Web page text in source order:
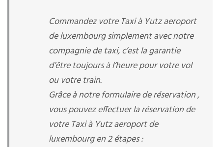
Commandez votre Taxi à Yutz aeroport
de luxembourg simplement avec notre
compagnie de taxi, c’est la garantie
d’être toujours à l’heure pour votre vol
ou votre train.
Grâce à notre formulaire de réservation ,
vous pouvez effectuer la réservation de
votre Taxi à Yutz aeroport de
luxembourg en 2 étapes :